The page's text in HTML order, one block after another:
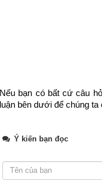
Nếu bạn có bất cứ câu
luận bên dưới để chúng
Ý kiến bạn đọc